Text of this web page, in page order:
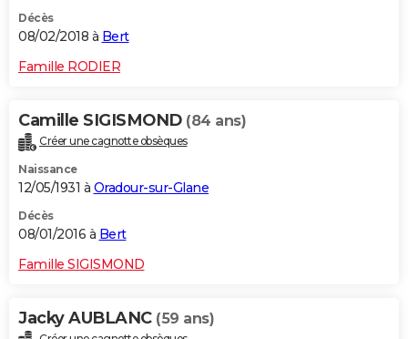
Décès
08/02/2018 à Bert
Famille RODIER
Camille SIGISMOND (84 ans)
Créer une cagnotte obsèques
Naissance
12/05/1931 à Oradour-sur-Glane
Décès
08/01/2016 à Bert
Famille SIGISMOND
Jacky AUBLANC (59 ans)